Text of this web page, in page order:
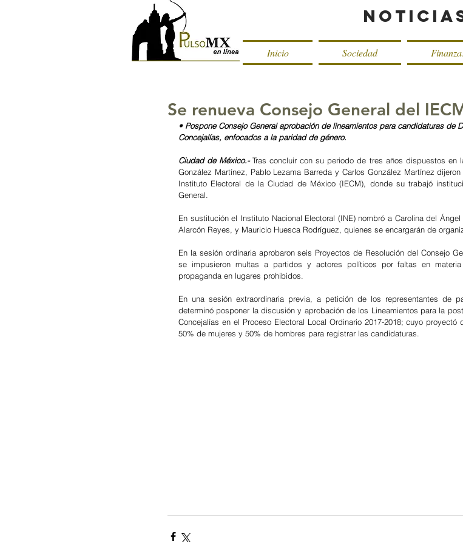
Inicio Sociedad
Se renueva Consejo General del
• Pospone Consejo General aprobación de lineamientos para candidaturas de
Concejalías, enfocados a la paridad de género.
Ciudad de México.- Tras concluir con su periodo de tres años dispuestos en
González Martínez, Pablo Lezama Barreda y Carlos González Martínez
Instituto Electoral de la Ciudad de México (IECM), donde su trabajó
General.
En sustitución el Instituto Nacional Electoral (INE) nombró a Carolina del
Alarcón Reyes, y Mauricio Huesca Rodríguez, quienes se encargarán de
En la sesión ordinaria aprobaron seis Proyectos de Resolución del Consejo
se impusieron multas a partidos y actores políticos por faltas en
propaganda en lugares prohibidos.
En una sesión extraordinaria previa, a petición de los representantes de
determinó posponer la discusión y aprobación de los Lineamientos para la
Concejalías en el Proceso Electoral Local Ordinario 2017-2018; cuyo proyectó
50% de mujeres y 50% de hombres para registrar las candidaturas.